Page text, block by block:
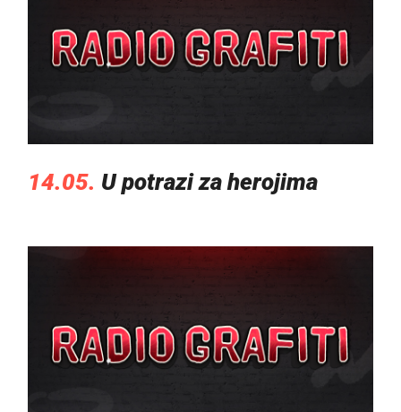
14.05. U potrazi za herojima